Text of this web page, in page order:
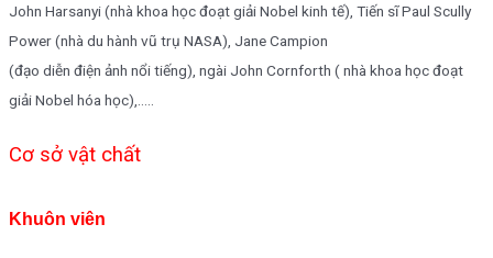
John Harsanyi (nhà khoa học đoạt giải Nobel kinh tế), Tiến sĩ Paul Scully
Power (nhà du hành vũ trụ NASA), Jane Campion
(đạo diễn điện ảnh nổi tiếng), ngài John Cornforth ( nhà khoa học đoạt
giải Nobel hóa học),…..
Cơ sở vật chất
Khuôn viên